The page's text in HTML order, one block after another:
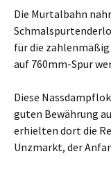
Die Murtalbahn
für die
auf 760mm-Spur
Diese
guten Bewährung
erhielten dort die
Unzmarkt, der